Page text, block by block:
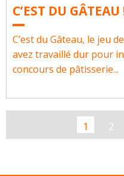
C’EST DU GÂTEAU
C’est du Gâteau, le jeu
avez travaillé dur pour
concours de pâtisserie...
1 2